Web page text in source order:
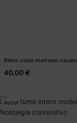
Bikini color marrone cacao
40,00 €
NUOVI